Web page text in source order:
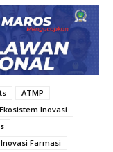
ATMP
Ekosistem Inovasi
Inovasi Farmasi